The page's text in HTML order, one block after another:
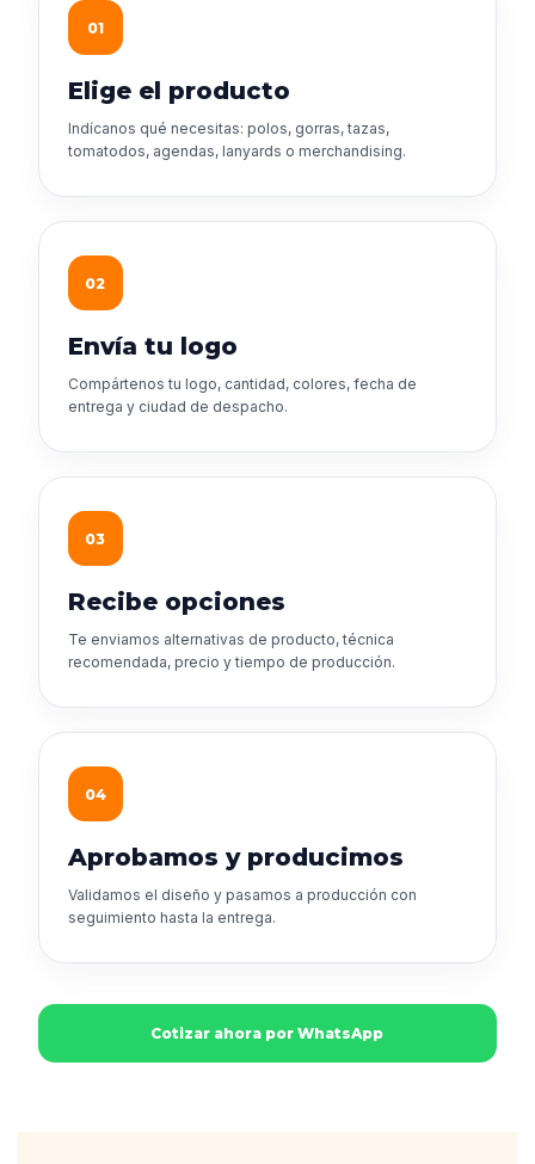
01
Elige el producto
Indícanos qué necesitas: polos, gorras, tazas,
tomatodos, agendas, lanyards o merchandising.
02
Envía tu logo
Compártenos tu logo, cantidad, colores, fecha de
entrega y ciudad de despacho.
03
Recibe opciones
Te enviamos alternativas de producto, técnica
recomendada, precio y tiempo de producción.
04
Aprobamos y producimos
Validamos el diseño y pasamos a producción con
seguimiento hasta la entrega.
Cotizar ahora por WhatsApp